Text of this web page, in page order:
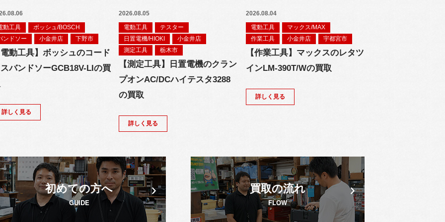
動工具
ボッシュ/BOSCH
ンドソー
小金井店 下野市
動工具】ボッシュのコード
バンドソーGCB18V-LIの買
詳しく見る
2026.08.05
電動工具
テスター
日置電機/HIOKI
小金井店
測定工具
栃木市
【測定工具】日置電機のクラン
プオンAC/DCハイテスタ3288
の買取
詳しく見る
2026.08.04
電動工具
マックス/MAX
作業工具
小金井店 宇都宮市
【作業工具】マックスのレタツ
インLM-390T/Wの買取
詳しく見る
初めての方へ
GUIDE
買取の流れ
FLOW